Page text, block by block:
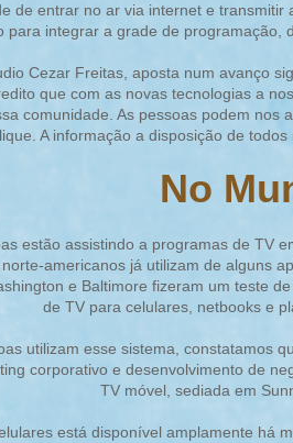
de entrar no ar via internet e
para integrar a grade de programação,
Cezar Freitas, aposta num avanço
que com as novas tecnologias a
comunidade. As pessoas podem
A informação a disposição de
No
estão assistindo a programas de TV
americanos já utilizam de alguns
e Baltimore fizeram um teste
de TV para celulares, netbooks e
utilizam esse sistema, constatamos
corporativo e desenvolvimento de
TV móvel, sediada em
está disponível amplamente há